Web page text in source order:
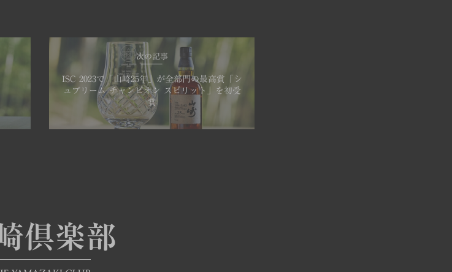
次の記事
ISC 2023で「山崎25年」が全部門の最高賞「シ
ュプリーム チャンピオン スピリット」を初受
賞
倶楽部